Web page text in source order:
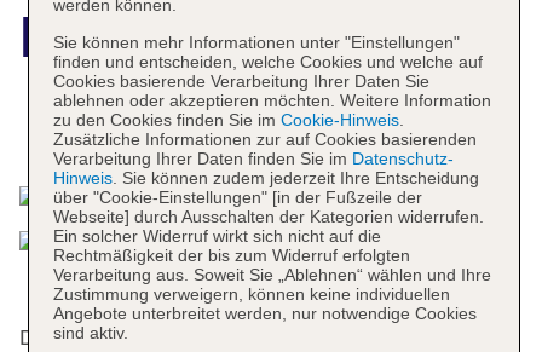
Fabric
Das bietet Ihre Unterkunft
Das Hotel mit einem Aufzug verfügt über 33
werden können.
Sie können mehr Informationen unter "Einstellungen"
finden und entscheiden, welche Cookies und welche auf
Cookies basierende Verarbeitung Ihrer Daten Sie
ablehnen oder akzeptieren möchten. Weitere Information
zu den Cookies finden Sie im Cookie-Hinweis.
Zusätzliche Informationen zur auf Cookies basierenden
Verarbeitung Ihrer Daten finden Sie im Datenschutz-
Hinweis. Sie können zudem jederzeit Ihre Entscheidung
über "Cookie-Einstellungen" [in der Fußzeile der
Webseite] durch Ausschalten der Kategorien widerrufen.
Ein solcher Widerruf wirkt sich nicht auf die
Rechtmäßigkeit der bis zum Widerruf erfolgten
Verarbeitung aus. Soweit Sie „Ablehnen“ wählen und Ihre
Zustimmung verweigern, können keine individuellen
Angebote unterbreitet werden, nur notwendige Cookies
sind aktiv.